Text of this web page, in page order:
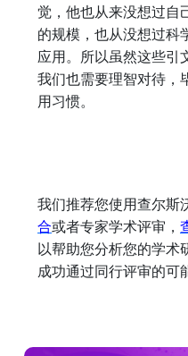
觉，他也从来没想过自
的规模，也从没想过科
应用。所以虽然这些引
我们也需要理智对待，
用习惯。
我们推荐您使用查尔斯
合或者专家学术评审，
以帮助您分析您的学术
成功通过同行评审的可